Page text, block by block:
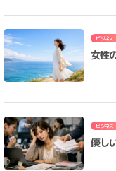
ビジネス
女性
ビジネス
優し